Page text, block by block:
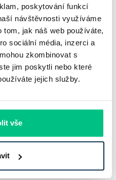
poskytování funkcí
návštěvnosti využíváme
tom, jak náš web používáte,
sociální média, inzerci a
zkombinovat s
jim poskytli nebo které
jejich služby.
vše
zisku
plastický obrázek dnešního
jí podle zadaného rámce
na druhé ale dál výrazně